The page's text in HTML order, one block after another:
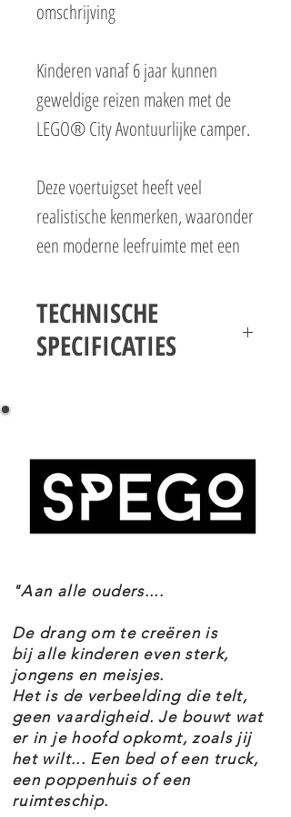
omschrijving
Kinderen vanaf 6 jaar kunnen
geweldige reizen maken met de
LEGO® City Avontuurlijke camper.
Deze voertuigset heeft veel
realistische kenmerken, waaronder
een moderne leefruimte met een
De set bevat ook een tafel en 2
stoelen voor binnen en buiten,
plus een speelgoedgitaar en een
speelplezier en leuke reisverhalen.
Dit LEGO City kampeerspeelgoed
bevat een stapsgewijze gedrukte
genieten van een leuk en intuïtief
bouwavontuur in de LEGO Builder
app. Hier kunnen ze inzoomen en
modellen in 3D draaien, hun
voortgang bijhouden tijdens het
bouwen en andere speelsets
verkennen en opslaan.
TECHNISCHE
SPECIFICATIES
Onderdelen 196
Thema's City
EAN 5702017812427
"Aan alle ouders....
De drang om te creëren is
bij alle kinderen even sterk,
jongens en meisjes.
Het is de verbeelding die telt,
geen vaardigheid. Je bouwt wat
er in je hoofd opkomt, zoals jij
het wilt... Een bed of een truck,
een poppenhuis of een
ruimteschip.